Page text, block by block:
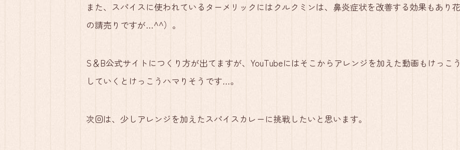
また、スパイスに使われているターメリックにはクルクミンは、鼻炎症状を改善する効果もあり
の請売りですが…^^）。
S＆B公式サイトにつくり方が出てますが、YouTubeにはそこからアレンジを加えた動画もけっこ
していくとけっこうハマりそうです…。
次回は、少しアレンジを加えたスパイスカレーに挑戦したいと思います。